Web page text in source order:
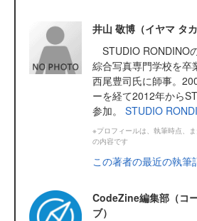
井山 敬博（イヤマ タカ
STUDIO RONDINO
綜合写真専門学校を
西尾豊司氏に師事。
ーを経て2012年から
参加。 STUDIO
※プロフィールは、執筆時点、
の内容です
この著者の最近の執筆
CodeZine編集部（コ
ブ）